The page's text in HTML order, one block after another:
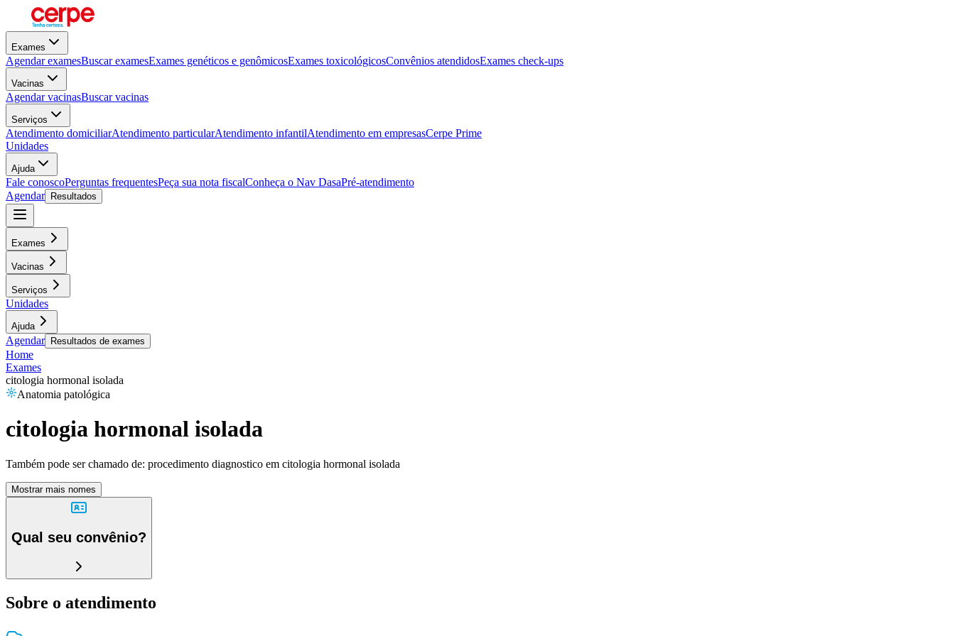
Exames
Agendar examesBuscar examesExames genéticos e genômicosExames toxicológicosConvênios atendidosExames check-ups
Vacinas
Agendar vacinasBuscar vacinas
Serviços
Atendimento domiciliarAtendimento particularAtendimento infantilAtendimento em empresasCerpe Prime
Unidades
Ajuda
Fale conoscoPerguntas frequentesPeça sua nota fiscalConheça o Nav DasaPré-atendimento
Agendar
Resultados
Exames
Vacinas
Serviços
Unidades
Ajuda
Agendar Resultados de exames
Home
Exames
citologia hormonal isolada
Anatomia patológica
citologia hormonal isolada
Também pode ser chamado de: procedimento diagnostico em citologia hormonal isolada
Mostrar mais nomes
Qual seu convênio?
Sobre o atendimento